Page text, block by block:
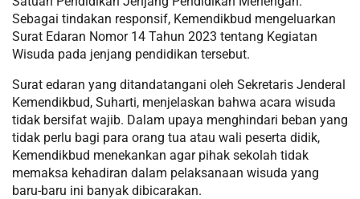
Sebagai tindakan responsif, Kemendikbud mengeluarkan
Surat Edaran Nomor 14 Tahun 2023 tentang Kegiatan
Wisuda pada jenjang pendidikan tersebut.
Surat edaran yang ditandatangani oleh Sekretaris Jenderal
Kemendikbud, Suharti, menjelaskan bahwa acara wisuda
tidak bersifat wajib. Dalam upaya menghindari beban yang
tidak perlu bagi para orang tua atau wali peserta didik,
Kemendikbud menekankan agar pihak sekolah tidak
memaksa kehadiran dalam pelaksanaan wisuda yang
baru-baru ini banyak dibicarakan.